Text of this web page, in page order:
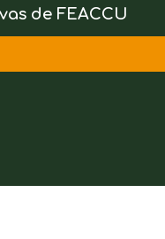
de FEACCU